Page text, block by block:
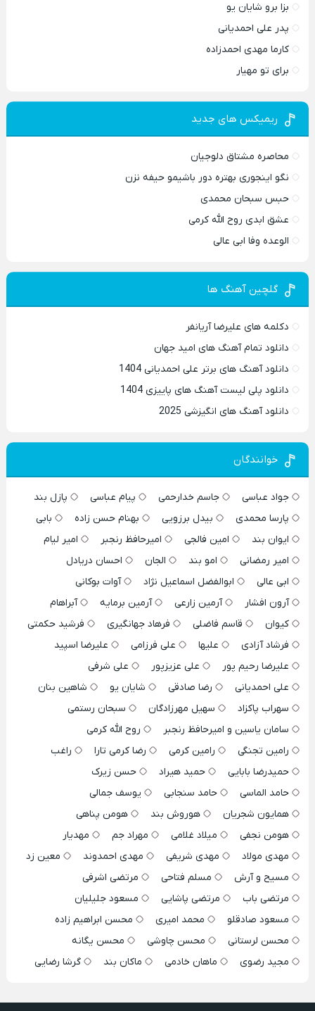
بزا برو شایان یو
پدر علی احمدیانی
کارما مهدی احمدزاده
برای تو مهیار
ریمیکس های جدید
محاصره مشتاق دلوجیان
نگو اینجوری بهتره دور باشیمو حیفه نزن
حبس سبحان محمدی
عشق ابدی روح الله کرمی
الوعده وفا ابی عالی
گلچین آهنگ ها
دکلمه های علیرضا آریانفر
دانلود تمام آهنگ های امید جهان
دانلود آهنگ های برتر علی احمدیانی 1404
دانلود پلی لیست آهنگ های پاییزی 1404
دانلود آهنگ های انگیزشی 2025
خوانندگان
جواد عباسی جاسم خدارحمی پیام عباسی
پازل بند
پارسا محمدی
بیدل برزویی بهنام حسن زاده
بابی
ایوان بند
امین فالجی امیرحافظ رنجبر
امیر لیام
امیر رمضانی
امو بند الجان
احسان دریادل
ابی عالی
ابوالفضل اسماعیل نژاد
آوات بوکانی
آرون افشار
آرمین زارعی آرمین برمایه
آبراهام
کیوان
قاسم فاضلی فرهاد جهانگیری
فرشید حکمتی
فرشاد آزادی
علیها علی فرزامی
علیرضا اسپید
علیرضا رحیم پور
علی عزیزپور
علی شرفی
علی احمدیانی
رضا صادقی شایان یو
شاهین بنان
سهراب پاکزاد
سهیل مهرزادگان
سبحان رستمی
سامان یاسین و امیرحافظ رنجبر
روح الله کرمی
رامین تجنگی
رامین کرمی رضا کرمی تارا
راغب
حمیدرضا بابایی
حمید هیراد
حسن زیرک
حامد الماسی
حامد سنجابی
یوسف جمالی
همایون شجریان
هوروش بند
هومن پناهی
هومن نجفی
میلاد غلامی مهراد جم
مهدیار
مهدی مولاد
مهدی شریفی مهدی احمدوند
معین زد
مسیح و آرش
مسلم فتاحی
مرتضی اشرفی
مرتضی باب
مرتضی پاشایی
مسعود جلیلیان
مسعود صادقلو
محمد امیری
محسن ابراهیم زاده
محسن لرستانی
محسن چاوشی
محسن یگانه
مجید رضوی
ماهان خادمی ماکان بند گرشا رضایی